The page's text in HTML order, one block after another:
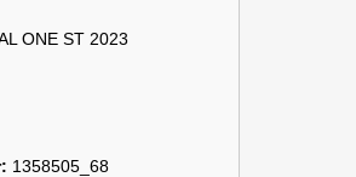
ONE ST 2023
1358505_68